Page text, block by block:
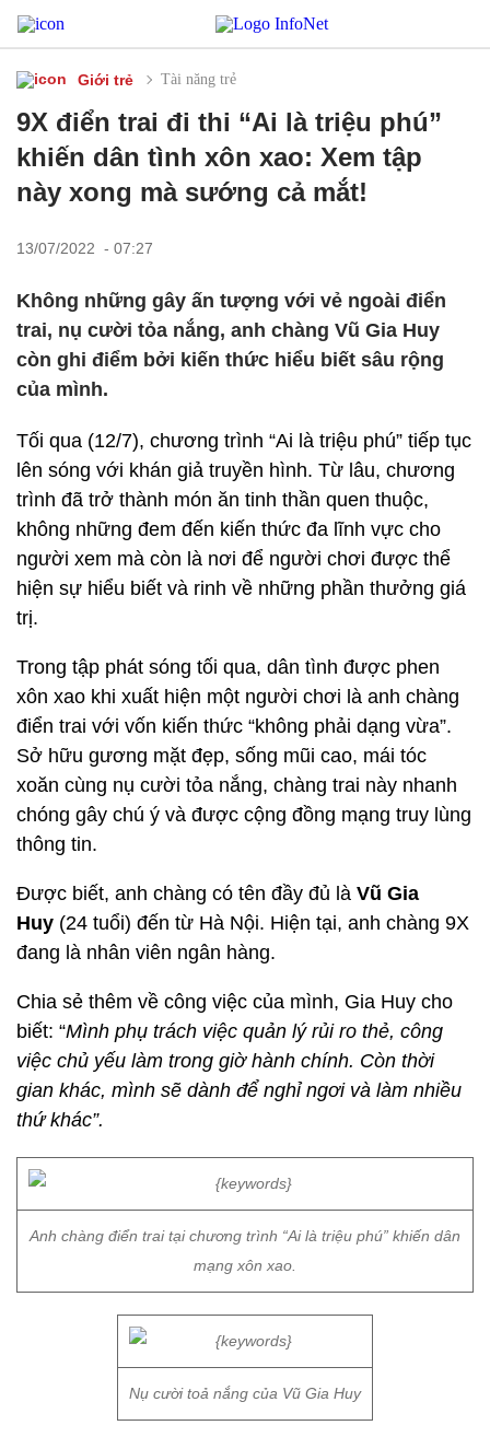
Giới trẻ Tài năng trẻ
9X điển trai đi thi “Ai là triệu phú”
khiến dân tình xôn xao: Xem tập
này xong mà sướng cả mắt!
13/07/2022 - 07:27
Không những gây ấn tượng với vẻ ngoài điển
trai, nụ cười tỏa nắng, anh chàng Vũ Gia Huy
còn ghi điểm bởi kiến thức hiểu biết sâu rộng
của mình.
Tối qua (12/7), chương trình “Ai là triệu phú” tiếp tục
lên sóng với khán giả truyền hình. Từ lâu, chương
trình đã trở thành món ăn tinh thần quen thuộc,
không những đem đến kiến thức đa lĩnh vực cho
người xem mà còn là nơi để người chơi được thể
hiện sự hiểu biết và rinh về những phần thưởng giá
trị.
Trong tập phát sóng tối qua, dân tình được phen
xôn xao khi xuất hiện một người chơi là anh chàng
điển trai với vốn kiến thức “không phải dạng vừa”.
Sở hữu gương mặt đẹp, sống mũi cao, mái tóc
xoăn cùng nụ cười tỏa nắng, chàng trai này nhanh
chóng gây chú ý và được cộng đồng mạng truy lùng
thông tin.
Được biết, anh chàng có tên đầy đủ là Vũ Gia
Huy (24 tuổi) đến từ Hà Nội. Hiện tại, anh chàng 9X
đang là nhân viên ngân hàng.
Chia sẻ thêm về công việc của mình, Gia Huy cho
biết: “Mình phụ trách việc quản lý rủi ro thẻ, công
việc chủ yếu làm trong giờ hành chính. Còn thời
gian khác, mình sẽ dành để nghỉ ngơi và làm nhiều
thứ khác”.
Anh chàng điển trai tại chương trình “Ai là triệu phú” khiến dân
mạng xôn xao.
Nụ cười toả nắng của Vũ Gia Huy